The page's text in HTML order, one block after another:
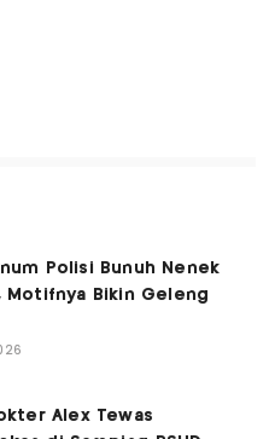
Polisi Bunuh Nenek
Motifnya Bikin Geleng
Alex Tewas